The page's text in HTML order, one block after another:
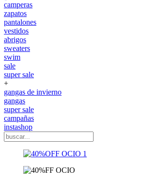
camperas
zapatos
pantalones
vestidos
abrigos
sweaters
swim
sale
super sale
+
gangas de invierno
gangas
super sale
campañas
instashop